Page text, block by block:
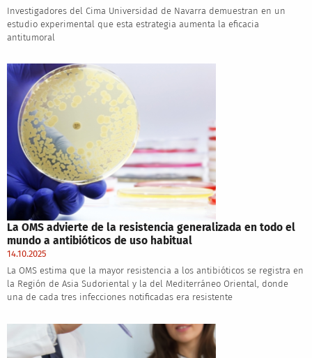
Investigadores del Cima Universidad de Navarra demuestran en un
estudio experimental que esta estrategia aumenta la eficacia
antitumoral
La OMS advierte de la resistencia generalizada en todo el
mundo a antibióticos de uso habitual
14.10.2025
La OMS estima que la mayor resistencia a los antibióticos se registra en
la Región de Asia Sudoriental y la del Mediterráneo Oriental, donde
una de cada tres infecciones notificadas era resistente